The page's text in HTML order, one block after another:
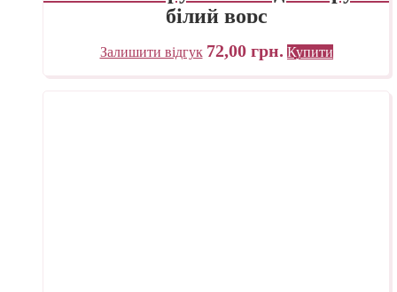
білий ворс
Залишити відгук 72,00 грн. Купити